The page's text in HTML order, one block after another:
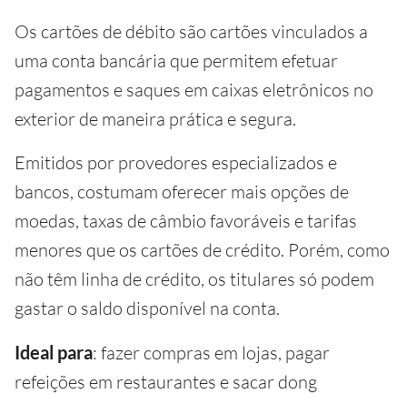
Os cartões de débito são cartões vinculados a
uma conta bancária que permitem efetuar
pagamentos e saques em caixas eletrônicos no
exterior de maneira prática e segura.
Emitidos por provedores especializados e
bancos, costumam oferecer mais opções de
moedas, taxas de câmbio favoráveis e tarifas
menores que os cartões de crédito. Porém, como
não têm linha de crédito, os titulares só podem
gastar o saldo disponível na conta.
Ideal para: fazer compras em lojas, pagar
refeições em restaurantes e sacar dong